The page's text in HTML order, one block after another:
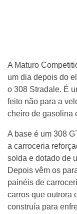
A Maturo
um dia depois do
o 308 Stradale. É
feito não para a
cheiro de gasolina
A base é um 308
a carroceria
solda e dotado de
Depois vêm os
painéis de
carros que outrora
construía para